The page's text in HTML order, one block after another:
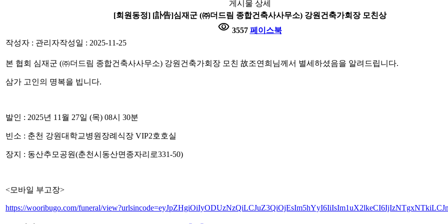
게시물 상세
[회원동정] [訃告]심재군 (㈜더드림 종합건축사사무소) 강원건축가회장 모친상
visibility 3557 페이스북
작성자 : 관리자작성일 : 2025-11-25
본 협회 심재군 (㈜더드림 종합건축사사무소) 강원건축가회장 모친 故조연희님께서 별세하셨음을 알려드립니다.
삼가 고인의 명복을 빕니다.
발인 : 2025년 11월 27일 (목) 08시 30분
빈소 : 춘천 강원대학교병원장례식장 VIP2호호실
장지 : 동산추모공원(춘천시동산면종자리로331-50)
<모바일 부고장>
https://wooribugo.com/funeral/